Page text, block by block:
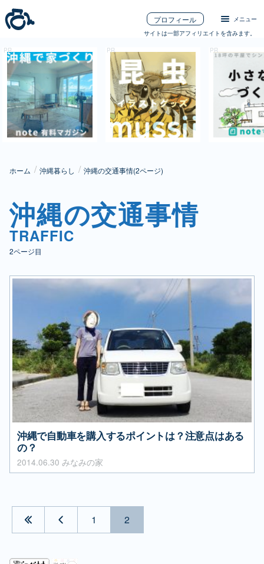
プロフィール
メニュー
サイトは一部アフィリエイトを含みます。
ホーム 沖縄暮らし 沖縄の交通事情(2ページ)
沖縄の交通事情
TRAFFIC
2ページ目
沖縄で自動車を購入するポイントは？注意点はある
の？
2014.06.30 みなみの家
1 2